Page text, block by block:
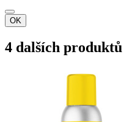
OK
4 dalších